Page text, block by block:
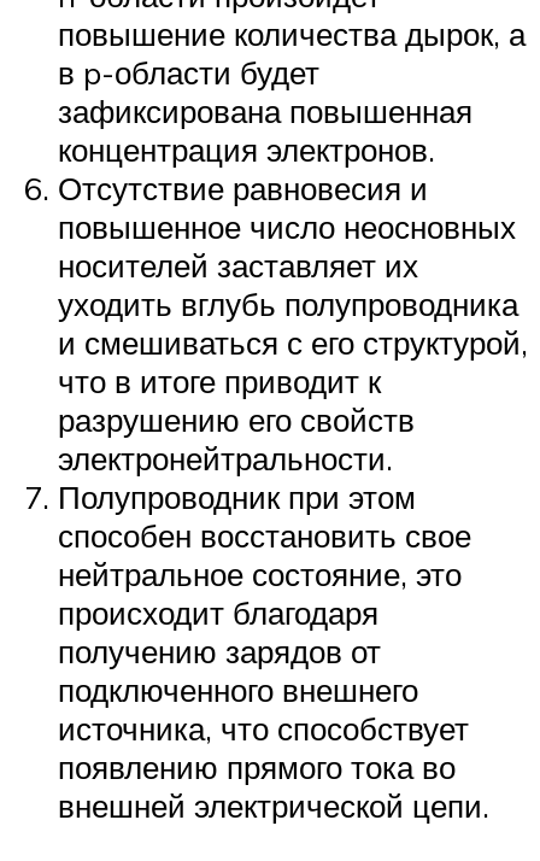
повышение количества дырок, а
в p-области будет
зафиксирована повышенная
концентрация электронов.
Отсутствие равновесия и
повышенное число неосновных
носителей заставляет их
уходить вглубь полупроводника
и смешиваться с его структурой,
что в итоге приводит к
разрушению его свойств
электронейтральности.
Полупроводник при этом
способен восстановить свое
нейтральное состояние, это
происходит благодаря
получению зарядов от
подключенного внешнего
источника, что способствует
появлению прямого тока во
внешней электрической цепи.